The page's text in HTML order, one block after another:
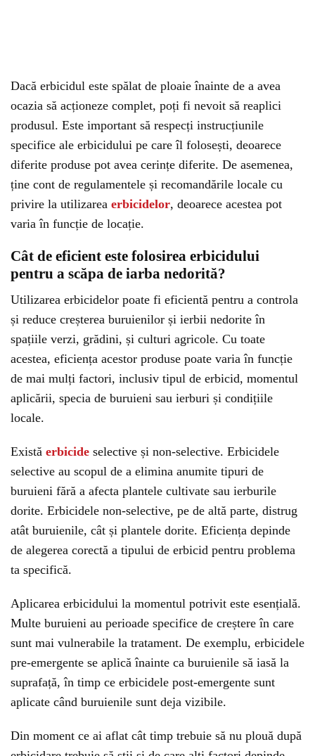
Dacă erbicidul este spălat de ploaie înainte de a avea
ocazia să acționeze complet, poți fi nevoit să reaplici
produsul. Este important să respecți instrucțiunile
specifice ale erbicidului pe care îl folosești, deoarece
diferite produse pot avea cerințe diferite. De asemenea,
ține cont de regulamentele și recomandările locale cu
privire la utilizarea erbicidelor, deoarece acestea pot
varia în funcție de locație.
Cât de eficient este folosirea erbicidului
pentru a scăpa de iarba nedorită?
Utilizarea erbicidelor poate fi eficientă pentru a controla
și reduce creșterea buruienilor și ierbii nedorite în
spațiile verzi, grădini, și culturi agricole. Cu toate
acestea, eficiența acestor produse poate varia în funcție
de mai mulți factori, inclusiv tipul de erbicid, momentul
aplicării, specia de buruieni sau ierburi și condițiile
locale.
Există erbicide selective și non-selective. Erbicidele
selective au scopul de a elimina anumite tipuri de
buruieni fără a afecta plantele cultivate sau ierburile
dorite. Erbicidele non-selective, pe de altă parte, distrug
atât buruienile, cât și plantele dorite. Eficiența depinde
de alegerea corectă a tipului de erbicid pentru problema
ta specifică.
Aplicarea erbicidului la momentul potrivit este esențială.
Multe buruieni au perioade specifice de creștere în care
sunt mai vulnerabile la tratament. De exemplu, erbicidele
pre-emergente se aplică înainte ca buruienile să iasă la
suprafață, în timp ce erbicidele post-emergente sunt
aplicate când buruienile sunt deja vizibile.
Din moment ce ai aflat cât timp trebuie să nu plouă după